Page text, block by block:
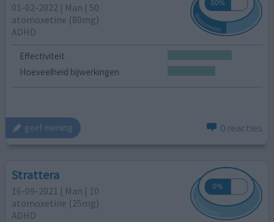
01-02-2022 | Man | 50
atomoxetine (80mg)
ADHD
Effectiviteit
Hoeveelheid bijwerkingen
geef mening 0 reacties
Strattera
16-09-2021 | Man | 10
atomoxetine (25mg)
ADHD